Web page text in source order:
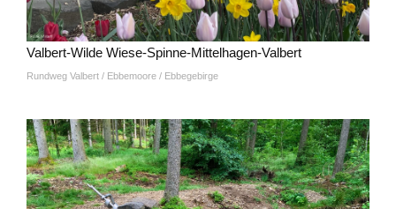
Valbert-Wilde Wiese-Spinne-Mittelhagen-Valbert
Rundweg Valbert / Ebbemoore / Ebbegebirge